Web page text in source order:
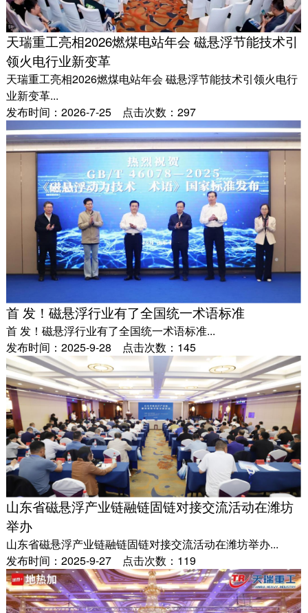
天瑞重工亮相2026燃煤电站年会 磁悬浮节能技术引
领火电行业新变革
天瑞重工亮相2026燃煤电站年会 磁悬浮节能技术引领火电行
业新变革...
发布时间：2026-7-25 点击次数：297
首 发！磁悬浮行业有了全国统一术语标准
首 发！磁悬浮行业有了全国统一术语标准...
发布时间：2025-9-28 点击次数：145
山东省磁悬浮产业链融链固链对接交流活动在潍坊
举办
山东省磁悬浮产业链融链固链对接交流活动在潍坊举办...
发布时间：2025-9-27 点击次数：119